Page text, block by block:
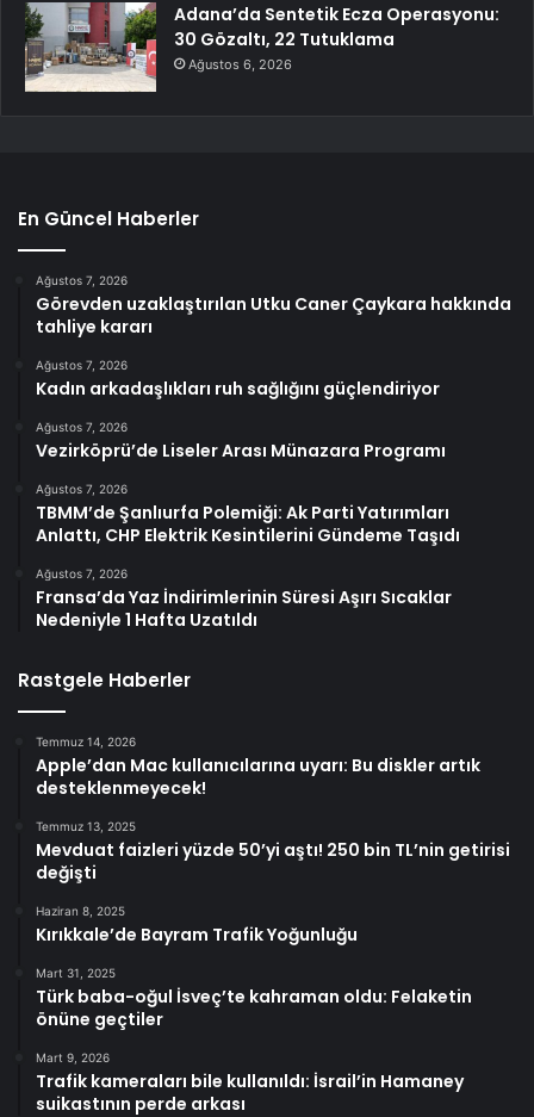
Adana’da Sentetik Ecza Operasyonu:
30 Gözaltı, 22 Tutuklama
Ağustos 6, 2026
En Güncel Haberler
Ağustos 7, 2026
Görevden uzaklaştırılan Utku Caner Çaykara hakkında
tahliye kararı
Ağustos 7, 2026
Kadın arkadaşlıkları ruh sağlığını güçlendiriyor
Ağustos 7, 2026
Vezirköprü’de Liseler Arası Münazara Programı
Ağustos 7, 2026
TBMM’de Şanlıurfa Polemiği: Ak Parti Yatırımları
Anlattı, CHP Elektrik Kesintilerini Gündeme Taşıdı
Ağustos 7, 2026
Fransa’da Yaz İndirimlerinin Süresi Aşırı Sıcaklar
Nedeniyle 1 Hafta Uzatıldı
Rastgele Haberler
Temmuz 14, 2026
Apple’dan Mac kullanıcılarına uyarı: Bu diskler artık
desteklenmeyecek!
Temmuz 13, 2025
Mevduat faizleri yüzde 50’yi aştı! 250 bin TL’nin getirisi
değişti
Haziran 8, 2025
Kırıkkale’de Bayram Trafik Yoğunluğu
Mart 31, 2025
Türk baba-oğul İsveç’te kahraman oldu: Felaketin
önüne geçtiler
Mart 9, 2026
Trafik kameraları bile kullanıldı: İsrail’in Hamaney
suikastının perde arkası